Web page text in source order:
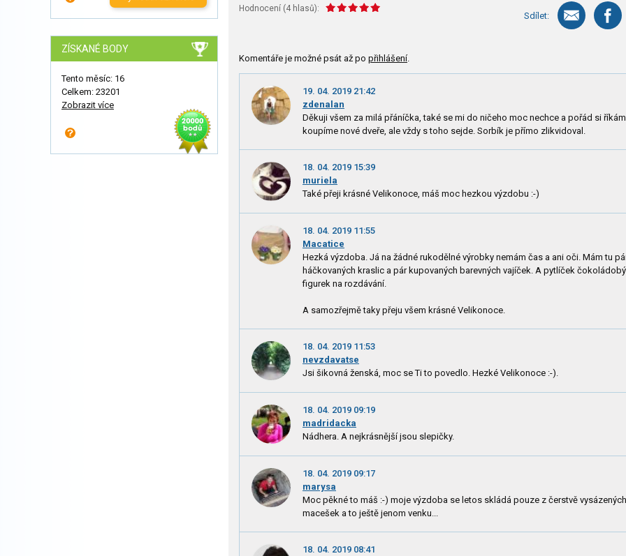
ZÍSKANÉ BODY
Tento měsíc: 16
Celkem: 23201
Zobrazit více
Hodnocení (4 hlasů):
Sdílet:
Komentáře je možné psát až po přihlášení.
19. 04. 2019 21:42
zdenalan
Děkuji všem za milá přáníčka, také se mi do ničeho moc nechce a pořád si
koupíme nové dveře, ale vždy s toho sejde. Sorbík je přímo zlikvidoval.
18. 04. 2019 15:39
muriela
Také přeji krásné Velikonoce, máš moc hezkou výzdobu :-)
18. 04. 2019 11:55
Macatice
Hezká výzdoba. Já na žádné rukodělné výrobky nemám čas a ani oči. Mám tu
háčkovaných kraslic a pár kupovaných barevných vajíček. A pytlíček
figurek na rozdávání.
A samozřejmě taky přeju všem krásné Velikonoce.
18. 04. 2019 11:53
nevzdavatse
Jsi šikovná ženská, moc se Ti to povedlo. Hezké Velikonoce :-).
18. 04. 2019 09:19
madridacka
Nádhera. A nejkrásnější jsou slepičky.
18. 04. 2019 09:17
marysa
Moc pěkné to máš :-) moje výzdoba se letos skládá pouze z čerstvě vysázených
macešek a to ještě jenom venku...
18. 04. 2019 08:41